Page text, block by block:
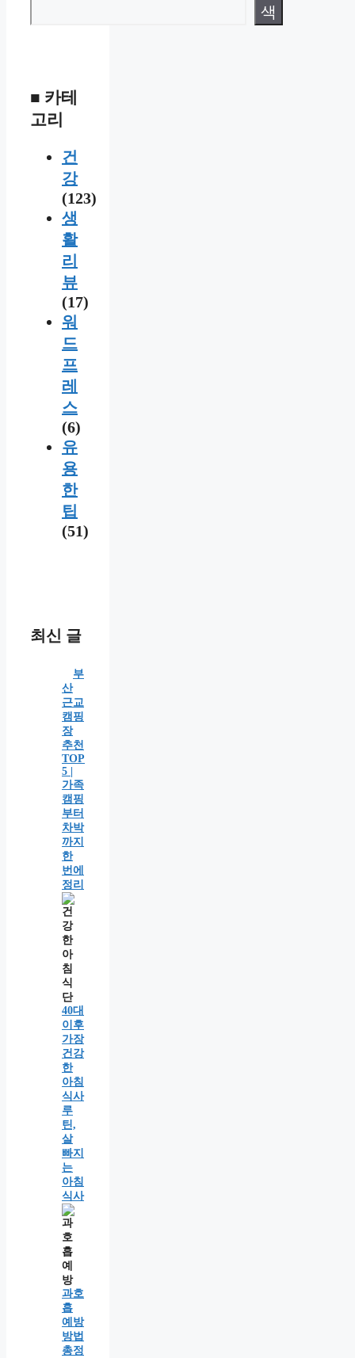
색
■ 카테
고리
건
강
(123)
생
활
리
뷰
(17)
워
드
프
레
스
(6)
유
용
한
팁
(51)
최신 글
부
산
근교
캠핑
장
추천
TOP
5 |
가족
캠핑
부터
차박
까지
한
번에
정리
40대
이후
가장
건강
한
아침
식사
루
틴,
살
빠지
는
아침
식사
과호
흡
예방
방법
총정